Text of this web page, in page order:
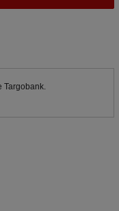
Targobank.